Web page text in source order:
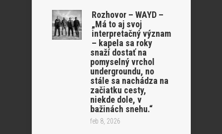
Rozhovor – WAYD –
„Má to aj svoj
interpretačný význam
– kapela sa roky
snaží dostať na
pomyselný vrchol
undergroundu, no
stále sa nachádza na
začiatku cesty,
niekde dole, v
bažinách snehu.“
feb 8, 2026